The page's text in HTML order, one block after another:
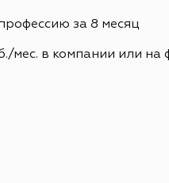
за 8 месяц
мес. в компании или на